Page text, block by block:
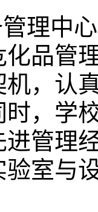
理中
品管
机，认
，学
管理
室与